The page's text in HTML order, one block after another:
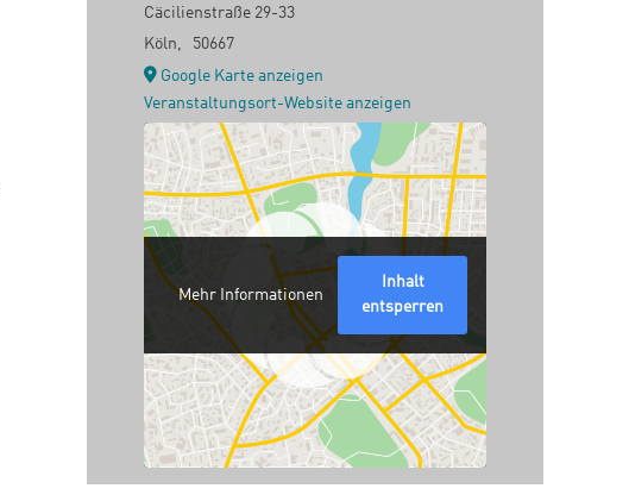
Cäcilienstraße 29-33
Köln,
50667
Google Karte anzeigen
Veranstaltungsort-Website anzeigen
Mehr Informationen
Inhalt
entsperren